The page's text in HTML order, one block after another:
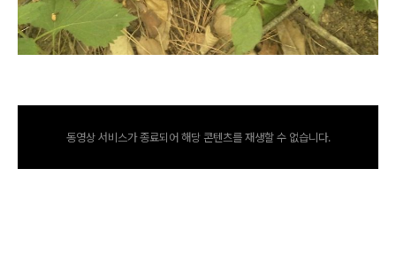
동영상 서비스가 종료되어 해당 콘텐츠를 재생할 수 없습니다.